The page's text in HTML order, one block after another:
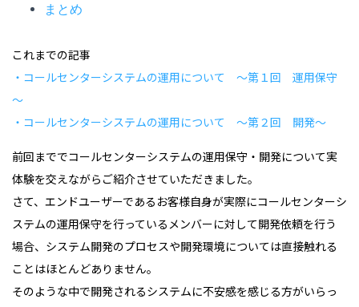
まとめ
これまでの記事
・コールセンターシステムの運用について ～第１回 運用保守
～
・コールセンターシステムの運用について ～第２回 開発～
前回まででコールセンターシステムの運用保守・開発について実
体験を交えながらご紹介させていただきました。
さて、エンドユーザーであるお客様自身が実際にコールセンターシ
ステムの運用保守を行っているメンバーに対して開発依頼を行う
場合、システム開発のプロセスや開発環境については直接触れる
ことはほとんどありません。
そのような中で開発されるシステムに不安感を感じる方がいらっ